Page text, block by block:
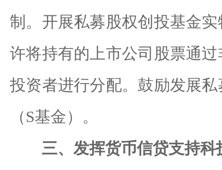
制。开展私募股权创投基金
许将持有的上市公司股票通
投资者进行分配。鼓励发展
（S基金）。
三、发挥货币信贷支持